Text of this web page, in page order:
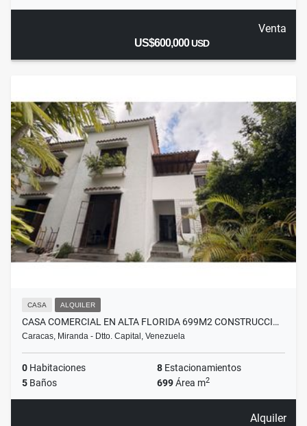
Venta
US$600,000USD
CASA ALQUILER
CASA COMERCIAL EN ALTA FLORIDA 699M2 CONSTRUCCI…
Caracas, Miranda - Dtto. Capital, Venezuela
0 Habitaciones 8 Estacionamientos
5 Baños 699Área m2
Alquiler